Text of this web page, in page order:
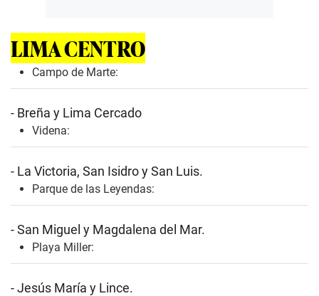
LIMA CENTRO
Campo de Marte:
- Breña y Lima Cercado
Videna:
- La Victoria, San Isidro y San Luis.
Parque de las Leyendas:
- San Miguel y Magdalena del Mar.
Playa Miller:
- Jesús María y Lince.